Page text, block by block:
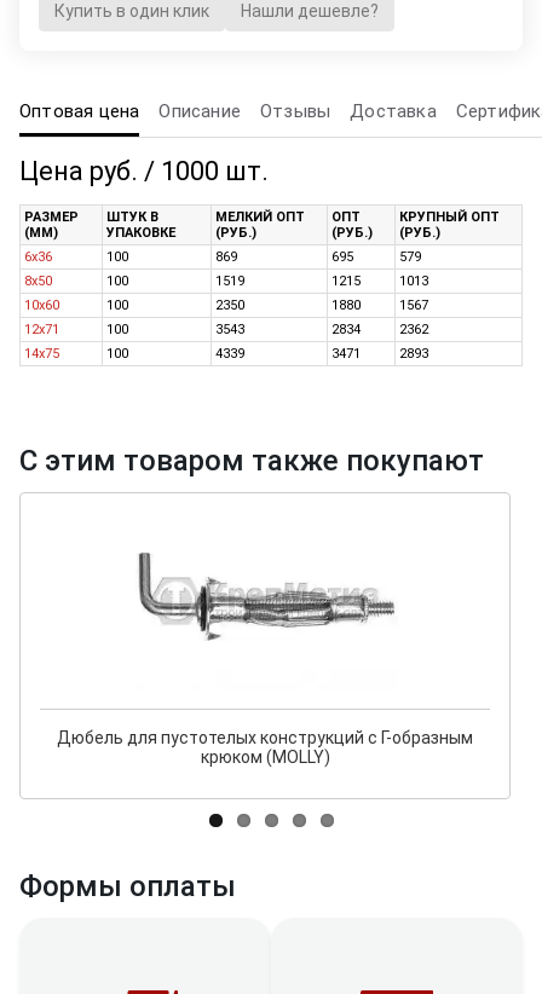
Купить в один клик Нашли дешевле?
Оптовая цена Описание Отзывы Доставка
Цена руб. / 1000 шт.
РАЗМЕР
(ММ)
ШТУК В
УПАКОВКЕ
МЕЛКИЙ ОПТ
(РУБ.)
ОПТ
(РУБ.)
КРУПНЫЙ ОПТ
(РУБ.)
6х36
100 869 695
579
8х50
100 1519 1215
1013
10х60
100 2350 1880
1567
12x71
100 3543 2834
2362
14x75
100 4339 3471 2893
С этим товаром также покупают
Дюбель для пустотелых конструкций с Г-образным
крюком (MOLLY)
Формы оплаты